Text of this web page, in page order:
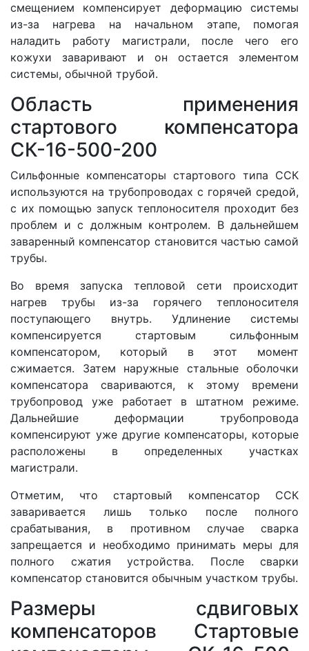
смещением компенсирует деформацию системы
из-за нагрева на начальном этапе, помогая
наладить работу магистрали, после чего его
кожухи заваривают и он остается элементом
системы, обычной трубой.
Область применения
стартового компенсатора
СК-16-500-200
Сильфонные компенсаторы стартового типа ССК
используются на трубопроводах с горячей средой,
с их помощью запуск теплоносителя проходит без
проблем и с должным контролем. В дальнейшем
заваренный компенсатор становится частью самой
трубы.
Во время запуска тепловой сети происходит
нагрев трубы из-за горячего теплоносителя
поступающего внутрь. Удлинение системы
компенсируется стартовым сильфонным
компенсатором, который в этот момент
сжимается. Затем наружные стальные оболочки
компенсатора свариваются, к этому времени
трубопровод уже работает в штатном режиме.
Дальнейшие деформации трубопровода
компенсируют уже другие компенсаторы, которые
расположены в определенных участках
магистрали.
Отметим, что стартовый компенсатор ССК
заваривается лишь только после полного
срабатывания, в противном случае сварка
запрещается и необходимо принимать меры для
полного сжатия устройства. После сварки
компенсатор становится обычным участком трубы.
Размеры cдвиговых
компенсаторов Стартовые